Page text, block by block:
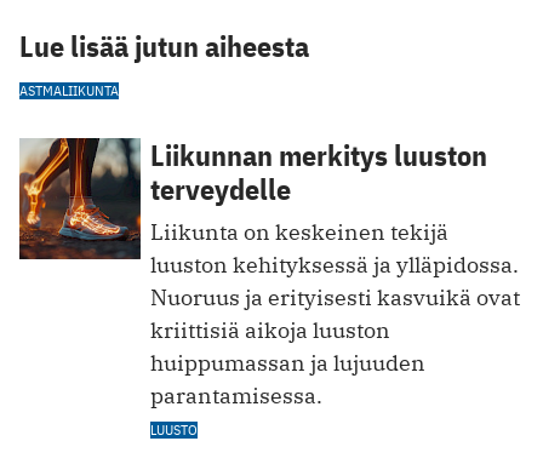
Lue lisää jutun aiheesta
ASTMALIIKUNTA
Liikunnan merkitys luuston
terveydelle
Liikunta on keskeinen tekijä
luuston kehityksessä ja ylläpidossa.
Nuoruus ja erityisesti kasvuikä ovat
kriittisiä aikoja luuston
huippumassan ja lujuuden
parantamisessa.
LUUSTO